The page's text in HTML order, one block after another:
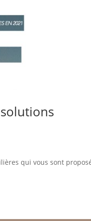
qui vous sont